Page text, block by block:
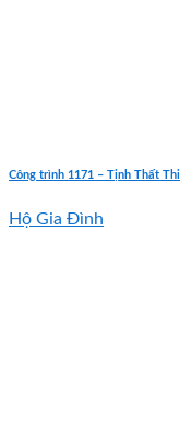
Công trình 1171 – Tịnh Thất
Hộ Gia Đình